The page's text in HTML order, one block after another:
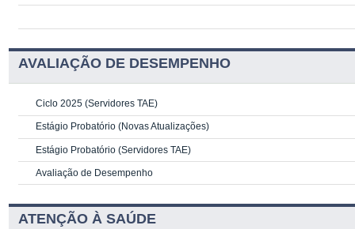
AVALIAÇÃO DE DESEMPENHO
Ciclo 2025 (Servidores TAE)
Estágio Probatório (Novas Atualizações)
Estágio Probatório (Servidores TAE)
Avaliação de Desempenho
ATENÇÃO À SAÚDE